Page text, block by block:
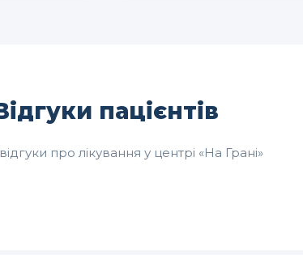
пацієнтів
про лікування у центрі «На Грані»